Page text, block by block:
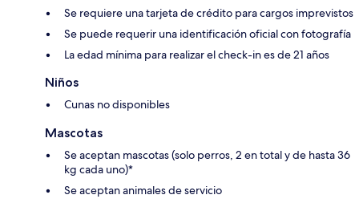
Se requiere una tarjeta de crédito para cargos imprevistos
Se puede requerir una identificación oficial con fotografía
La edad mínima para realizar el check-in es de 21 años
Niños
Cunas no disponibles
Mascotas
Se aceptan mascotas (solo perros, 2 en total y de hasta 36
kg cada uno)*
Se aceptan animales de servicio